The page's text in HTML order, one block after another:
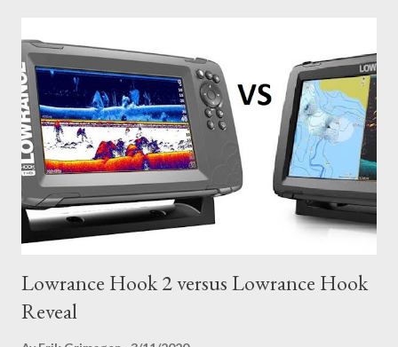
Lowrance Hook 2 versus Lowrance Hook
Reveal